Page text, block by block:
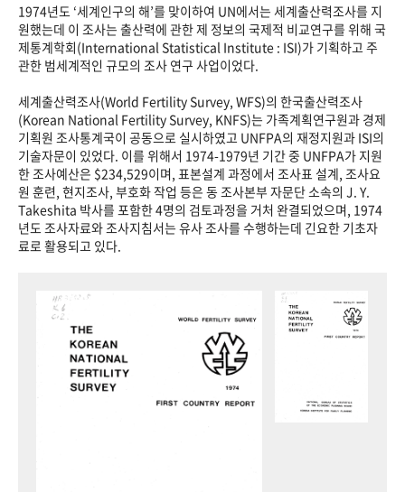
1974년도 ‘세계인구의 해’를 맞이하여 UN에서는 세계출산력조사를 지
원했는데 이 조사는 출산력에 관한 제 정보의 국제적 비교연구를 위해 국
제통계학회(International Statistical Institute : ISI)가 기획하고 주
관한 범세계적인 규모의 조사 연구 사업이었다.
세계출산력조사(World Fertility Survey, WFS)의 한국출산력조사
(Korean National Fertility Survey, KNFS)는 가족계획연구원과 경제
기획원 조사통계국이 공동으로 실시하였고 UNFPA의 재정지원과 ISI의
기술자문이 있었다. 이를 위해서 1974-1979년 기간 중 UNFPA가 지원
한 조사예산은 $234,529이며, 표본설계 과정에서 조사표 설계, 조사요
원 훈련, 현지조사, 부호화 작업 등은 동 조사본부 자문단 소속의 J. Y.
Takeshita 박사를 포함한 4명의 검토과정을 거처 완결되었으며, 1974
년도 조사자료와 조사지침서는 유사 조사를 수행하는데 긴요한 기초자
료로 활용되고 있다.